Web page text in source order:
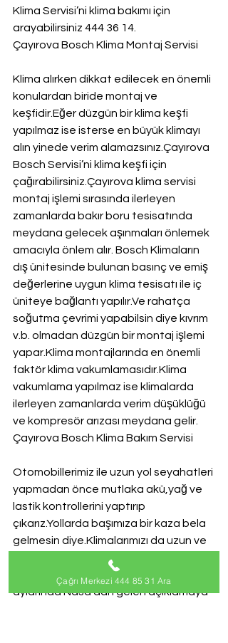
Klima Servisi’ni klima bakımı için
arayabilirsiniz 444 36 14.
Çayırova Bosch Klima Montaj Servisi
Klima alırken dikkat edilecek en önemli
konulardan biride montaj ve
keşfidir.Eğer düzgün bir klima keşfi
yapılmaz ise isterse en büyük klimayı
alın yinede verim alamazsınız.Çayırova
Bosch Servisi’ni klima keşfi için
çağırabilirsiniz.Çayırova klima servisi
montaj işlemi sırasında ilerleyen
zamanlarda bakır boru tesisatında
meydana gelecek aşınmaları önlemek
amacıyla önlem alır. Bosch Klimaların
dış ünitesinde bulunan basınç ve emiş
değerlerine uygun klima tesisatı ile iç
üniteye bağlantı yapılır.Ve rahatça
soğutma çevrimi yapabilsin diye kıvrım
v.b. olmadan düzgün bir montaj işlemi
yapar.Klima montajlarında en önemli
faktör klima vakumlamasıdır.Klima
vakumlama yapılmaz ise klimalarda
ilerleyen zamanlarda verim düşüklüğü
ve kompresör arızası meydana gelir.
Çayırova Bosch Klima Bakım Servisi
Otomobillerimiz ile uzun yol seyahatleri
yapmadan önce mutlaka akü,yağ ve
lastik kontrollerini yaptırıp
çıkarız.Yollarda başımıza bir kaza bela
gelmesin diye.Klimalarımızı da uzun ve
sıcak yaz mevsimleri öncesi bakımlarını
yaptırmamız gerekiyor.2016 yaz
aylarında Nasa dan gelen açıklamaya
Çağrı Merkezi 444 85 31 Ara